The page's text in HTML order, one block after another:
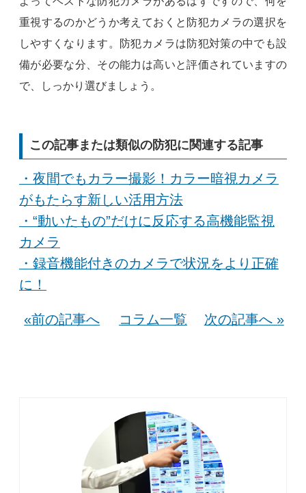
重視するのかどうか考えておくと防犯カメラの選択を
しやすくなります。防犯カメラは防犯対策の中でも設
備が必要な分、その能力は高いと評価されていますの
で、しっかり選びましょう。
この記事または類似の防犯に関連する記事
・夜間でもカラー撮影！カラー暗視カメラ
がもたらす新しい活用方法
・“動いたもの”だけに反応する高機能監視
カメラ
・録音機能付きのカメラで状況をより正確
に！
«前の記事へ コラム一覧 次の記事へ »